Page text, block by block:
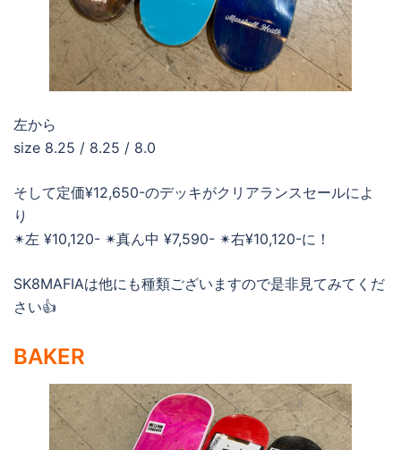
左から
size 8.25 / 8.25 / 8.0
そして定価¥12,650-のデッキがクリアランスセールによ
り
✴︎左 ¥10,120- ✴︎真ん中 ¥7,590- ✴︎右¥10,120-に！
SK8MAFIAは他にも種類ございますので是非見てみてくだ
さい👍
BAKER